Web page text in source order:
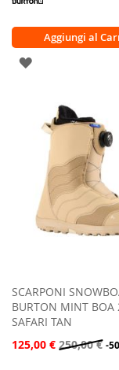
Aggiungi al
AGGIUNGI
LISTA
SCARPONI
BURTON MINT BOA
SAFARI TAN
125,00 € 250,00 € -